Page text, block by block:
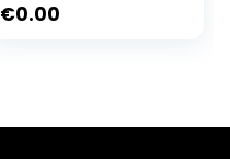
reiniging en snijden
gereedschap voor
€0.00